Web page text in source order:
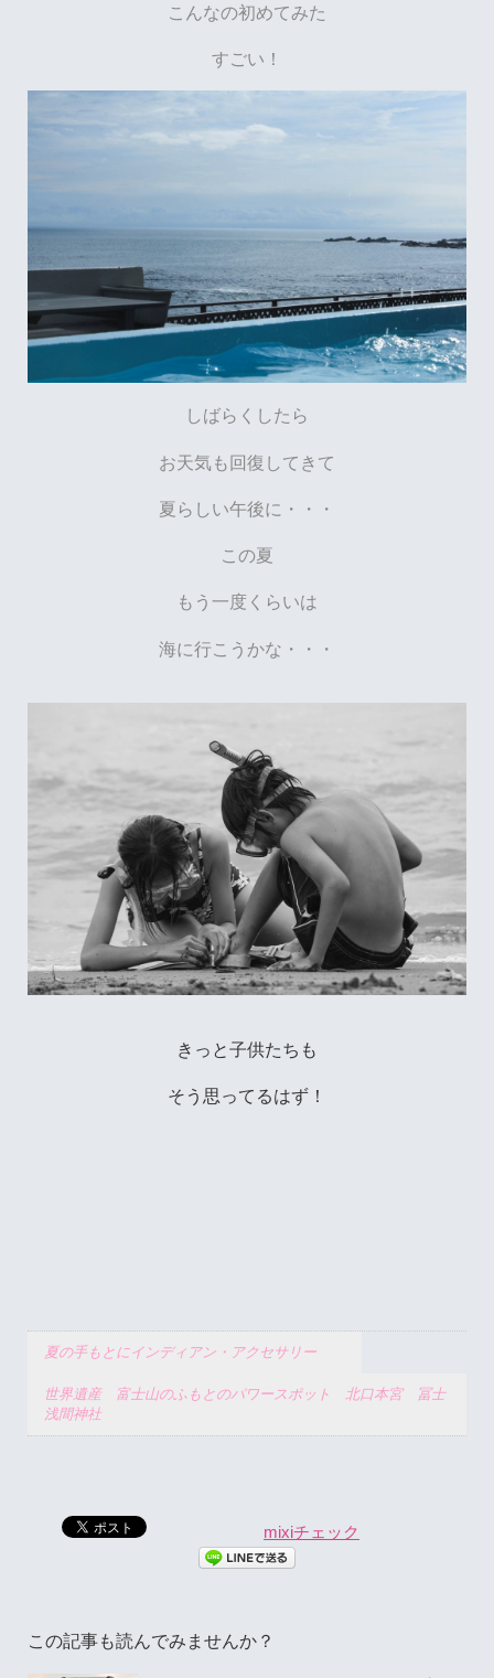
こんなの初めてみた
すごい！
しばらくしたら
お天気も回復してきて
夏らしい午後に・・・
この夏
もう一度くらいは
海に行こうかな・・・
きっと子供たちも
そう思ってるはず！
夏の手もとにインディアン・アクセサリー
世界遺産 富士山のふもとのパワースポット 北口本宮 冨士
浅間神社
mixiチェック
この記事も読んでみませんか？